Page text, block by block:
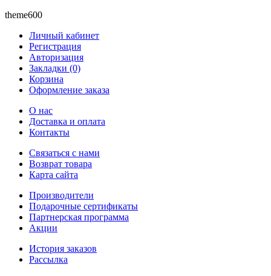
theme600
Личный кабинет
Регистрация
Авторизация
Закладки (0)
Корзина
Оформление заказа
O нас
Доставка и оплата
Контакты
Связаться с нами
Возврат товара
Карта сайта
Производители
Подарочные сертификаты
Партнерская программа
Акции
История заказов
Рассылка